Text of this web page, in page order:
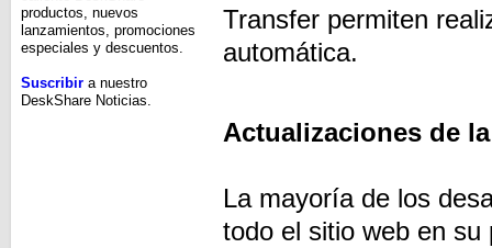
productos, nuevos
lanzamientos, promociones
especiales y descuentos.
Suscribir a nuestro
DeskShare Noticias.
Transfer permiten
automática.
Actualizaciones de
La mayoría de los
todo el sitio web en